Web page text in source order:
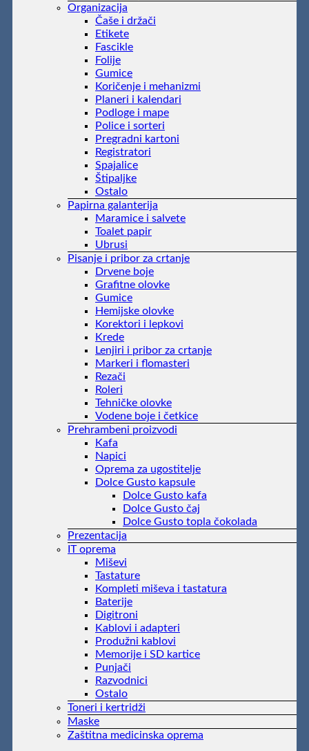
Organizacija
Čaše i držači
Etikete
Fascikle
Folije
Gumice
Koričenje i mehanizmi
Planeri i kalendari
Podloge i mape
Police i sorteri
Pregradni kartoni
Registratori
Spajalice
Štipaljke
Ostalo
Papirna galanterija
Maramice i salvete
Toalet papir
Ubrusi
Pisanje i pribor za crtanje
Drvene boje
Grafitne olovke
Gumice
Hemijske olovke
Korektori i lepkovi
Krede
Lenjiri i pribor za crtanje
Markeri i flomasteri
Rezači
Roleri
Tehničke olovke
Vodene boje i četkice
Prehrambeni proizvodi
Kafa
Napici
Oprema za ugostitelje
Dolce Gusto kapsule
Dolce Gusto kafa
Dolce Gusto čaj
Dolce Gusto topla čokolada
Prezentacija
IT oprema
Miševi
Tastature
Kompleti miševa i tastatura
Baterije
Digitroni
Kablovi i adapteri
Produžni kablovi
Memorije i SD kartice
Punjači
Razvodnici
Ostalo
Toneri i kertridži
Maske
Zaštitna medicinska oprema